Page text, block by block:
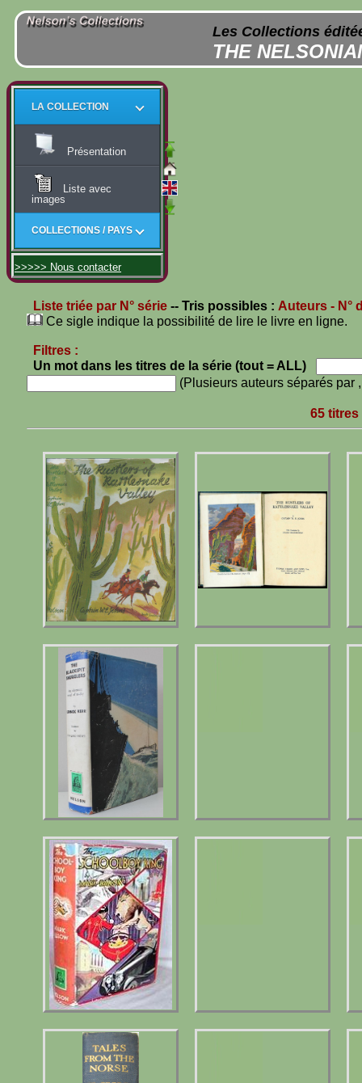
Les Collections
THE
LA COLLECTION
Présentation
Liste avec
images
COLLECTIONS / PAYS
>>>>> Nous contacter
Liste triée par N° série -- Tris possibles : Auteurs - N°
Ce sigle indique la possibilité de lire le livre en ligne.
Filtres :
Un mot dans les titres de la série (tout = ALL)
(Plusieurs auteurs séparés par
65